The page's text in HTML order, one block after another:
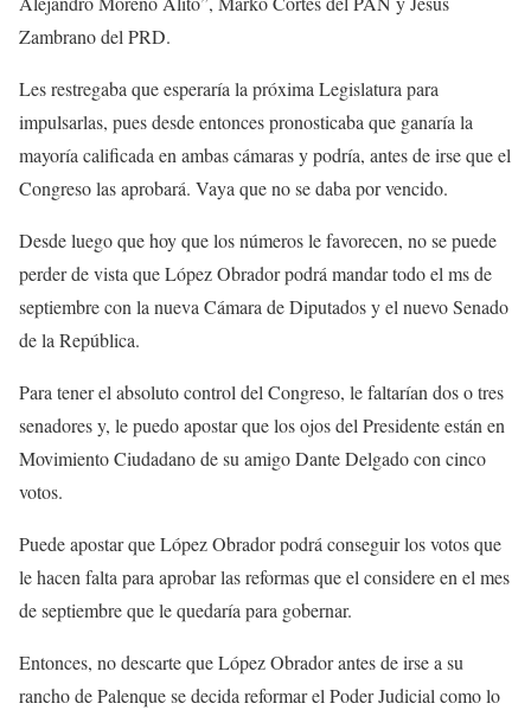
Zambrano del PRD.
Les restregaba que esperaría la próxima Legislatura para
impulsarlas, pues desde entonces pronosticaba que ganaría la
mayoría calificada en ambas cámaras y podría, antes de irse que el
Congreso las aprobará. Vaya que no se daba por vencido.
Desde luego que hoy que los números le favorecen, no se puede
perder de vista que López Obrador podrá mandar todo el ms de
septiembre con la nueva Cámara de Diputados y el nuevo Senado
de la República.
Para tener el absoluto control del Congreso, le faltarían dos o tres
senadores y, le puedo apostar que los ojos del Presidente están en
Movimiento Ciudadano de su amigo Dante Delgado con cinco
votos.
Puede apostar que López Obrador podrá conseguir los votos que
le hacen falta para aprobar las reformas que el considere en el mes
de septiembre que le quedaría para gobernar.
Entonces, no descarte que López Obrador antes de irse a su
rancho de Palenque se decida reformar el Poder Judicial como lo